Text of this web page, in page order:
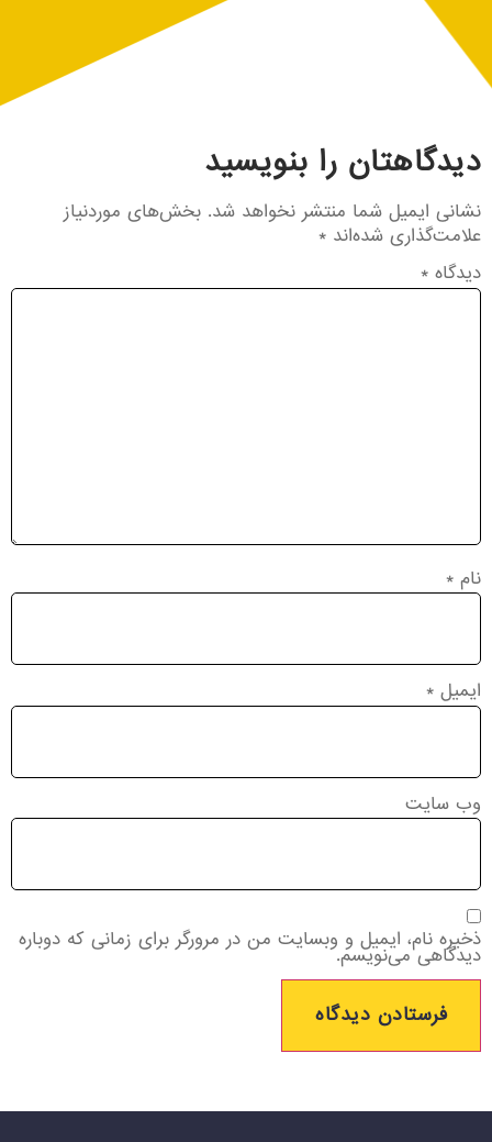
دیدگاهتان را بنویسید
نشانی ایمیل شما منتشر نخواهد شد. بخش‌های موردنیاز
علامت‌گذاری شده‌اند *
دیدگاه *
نام *
ایمیل *
وب‌ سایت
ذخیره نام، ایمیل و وبسایت من در مرورگر برای زمانی که دوباره
دیدگاهی می‌نویسم.